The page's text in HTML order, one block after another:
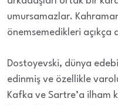
umursamazlar.
önemsemedikleri açıkça
Dostoyevski, dünya
edinmiş ve özellikle
Kafka ve Sartre’a ilham